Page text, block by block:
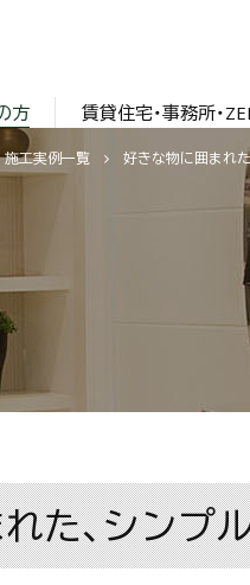
方 賃貸住宅・事務所・
施工実例一覧 好きな物に囲まれ
た、シンプ